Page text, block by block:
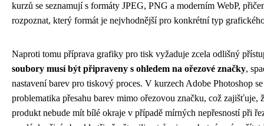
kurzů se seznamují s formáty JPEG, PNG a moderním WebP,
rozpoznat, který formát je nejvhodnější pro konkrétní typ
Naproti tomu příprava grafiky pro tisk vyžaduje zcela odlišný
soubory musí být připraveny s ohledem na ořezové značky,
nastavení barev pro tiskový proces. V kurzech Adobe Photoshop
problematika přesahu barev mimo ořezovou značku, což zajišťuje,
produkt nebude mít bílé okraje v případě mírných nepřesností při